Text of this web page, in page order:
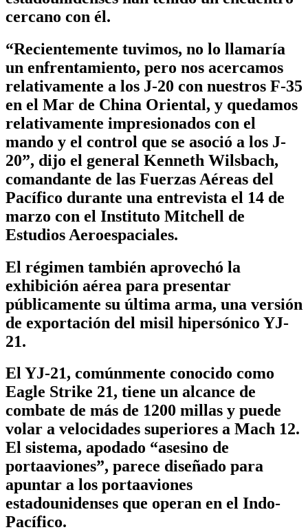
cercano con él.
“Recientemente tuvimos, no lo llamaría
un enfrentamiento, pero nos acercamos
relativamente a los J-20 con nuestros F-35
en el Mar de China Oriental, y quedamos
relativamente impresionados con el
mando y el control que se asoció a los J-
20”, dijo el general Kenneth Wilsbach,
comandante de las Fuerzas Aéreas del
Pacífico durante una entrevista el 14 de
marzo con el Instituto Mitchell de
Estudios Aeroespaciales.
El régimen también aprovechó la
exhibición aérea para presentar
públicamente su última arma, una versión
de exportación del misil hipersónico YJ-
21.
El YJ-21, comúnmente conocido como
Eagle Strike 21, tiene un alcance de
combate de más de 1200 millas y puede
volar a velocidades superiores a Mach 12.
El sistema, apodado “asesino de
portaaviones”, parece diseñado para
apuntar a los portaaviones
estadounidenses que operan en el Indo-
Pacífico.